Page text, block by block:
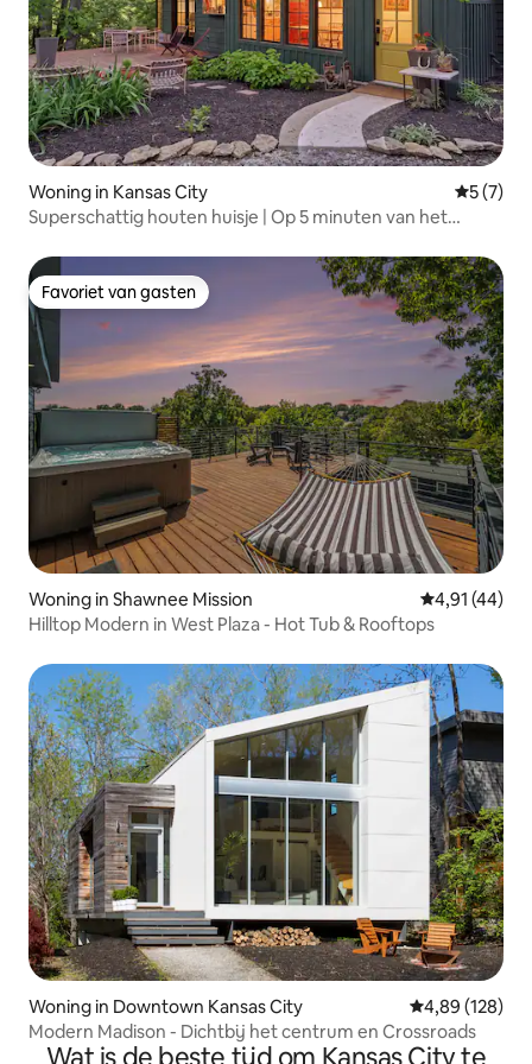
Woning in Kansas City
5 (7)
Superschattig houten huisje | Op 5 minuten van het
Favoriet van gasten
Favoriet van gasten
Woning in Shawnee Mission Gemiddelde
4,91 (44)
Hilltop Modern in West Plaza - Hot Tub & Rooftops
Woning in Downtown Kansas City Gemiddelde
4,89 (128)
Modern Madison - Dichtbij het centrum en Crossroads
Wat is de beste tijd om Kansas City te